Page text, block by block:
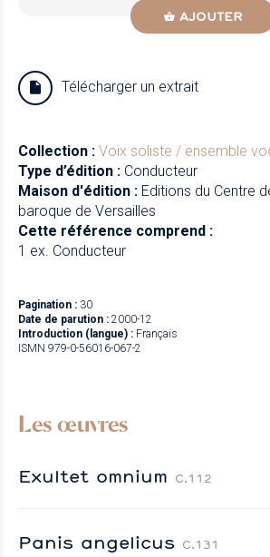
AJOUTER
Télécharger un extrait
Collection : Voix soliste / ensemble
Type d’édition : Conducteur
Maison d'édition : Editions du Centre
baroque de Versailles
Cette référence comprend :
1 ex. Conducteur
Pagination : 30
Date de parution : 2000-12
Introduction (langue) : Français
ISMN 979-0-56016-067-2
Les œuvres
Exultet omnium C.112
Panis angelicus C.131